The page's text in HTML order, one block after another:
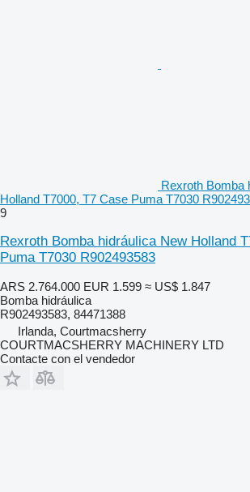
Rexroth Bomba
Holland T7000, T7 Case Puma T7030
9
Rexroth Bomba hidráulica New Holland
Puma T7030 R902493583
ARS 2.764.000 EUR 1.599 ≈ US$ 1.847
Bomba hidráulica
R902493583, 84471388
Irlanda, Courtmacsherry
COURTMACSHERRY MACHINERY LTD
Contacte con el vendedor